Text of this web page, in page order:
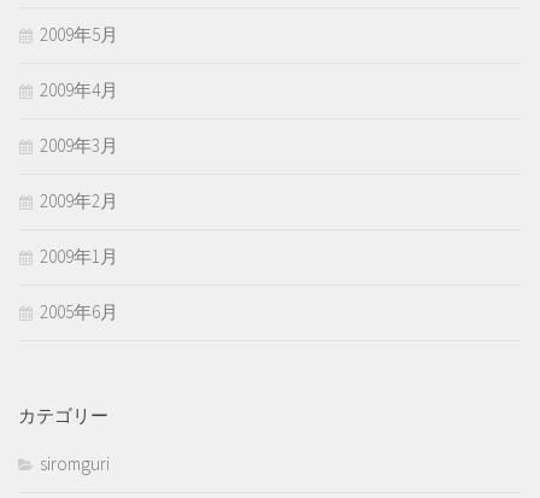
2009年5月
2009年4月
2009年3月
2009年2月
2009年1月
2005年6月
カテゴリー
siromguri